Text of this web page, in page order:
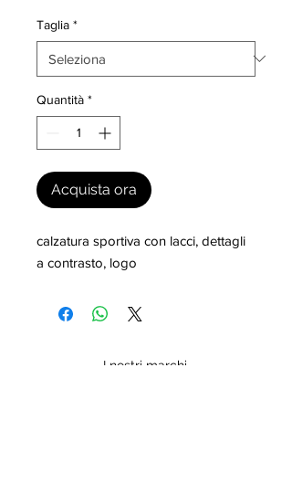
Taglia *
Quantità *
Acquista ora
calzatura sportiva con lacci, dettagli
a contrasto, logo
I nostri marchi